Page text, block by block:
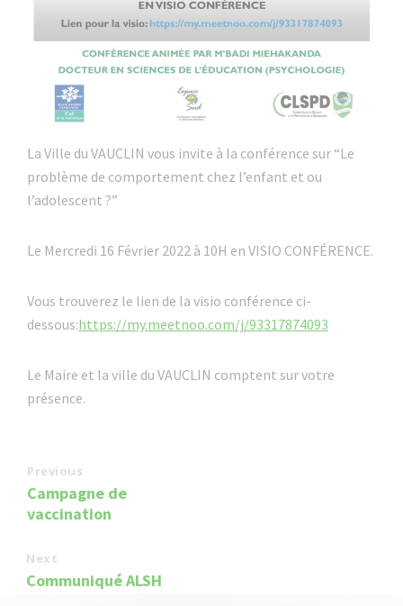
La Ville du VAUCLIN vous invite à la conférence sur “Le
problème de comportement chez l’enfant et ou
l’adolescent ?”
Le Mercredi 16 Février 2022 à 10H en VISIO CONFÉRENCE.
Vous trouverez le lien de la visio conférence ci-
dessous:https://my.meetnoo.com/j/93317874093
Le Maire et la ville du VAUCLIN comptent sur votre
présence.
Previous
Campagne de
vaccination
Next
Communiqué ALSH